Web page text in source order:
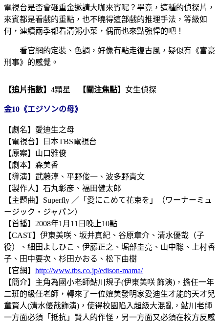
電視台是否會砸重金邀請大咖來賓呢？畢竟，這種的偵探片，
來賓都是看戲的重點，也不曉得這部戲的推理手法，等級如
何，連續兩季都看清粥小菜，偶而也來點強悍的吧！
看官網的定裝、色調，好像有點走復古風，疑似有《富豪
刑事》的感覺。
【追片指數】 4顆星 【關注焦點】 女生偵探
金10《エジソンの母》
【劇名】愛迪生之母
【電視台】日本TBS電視台
【原案】山口雅俊
【劇本】森美香
【導演】武藤淳、平野俊一、波多野貴文
【製作人】石丸彰彦、福田健太郎
【主題曲】Superfly ／「愛にこめて花束を」（ワーナーミュ
ージック・ジャパン）
【首播】2008年1月11日晚上10點
【CAST】伊東美咲、坂井真紀、谷原章介、清水優哉（子
役）、細田よしひこ、伊藤正之、堀部圭亮、山中聡、上村香
子、田中要次、杉田かおる、松下由樹
【官網】 http://www.tbs.co.jp/edison-mama/
【簡介】主角為國小老師鮎川規子(伊東美咲 飾演)，擔任一年
二班的級任老師，轉來了一位媲美發明家愛迪生才能的天才兒
童賢人(清水優哉飾演)，使得校園陷入超級大混亂，鮎川老師
一方面必須「抵抗」賢人的作怪，另一方面又必須在校方反感